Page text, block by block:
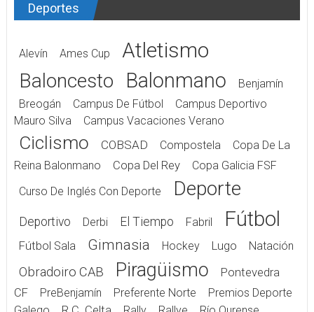
Deportes
Alevín Ames Cup Atletismo
Baloncesto Balonmano
Benjamín
Breogán
Campus De Fútbol
Campus Deportivo
Mauro Silva
Campus Vacaciones Verano
Ciclismo COBSAD Compostela
Copa De La
Reina Balonmano
Copa Del Rey
Copa Galicia FSF
Curso De Inglés Con Deporte
Deporte
Deportivo Derbi El Tiempo Fabril Fútbol
Fútbol Sala Gimnasia Hockey Lugo Natación
Obradoiro CAB Piragüismo
Pontevedra
CF
PreBenjamín Preferente Norte
Premios Deporte